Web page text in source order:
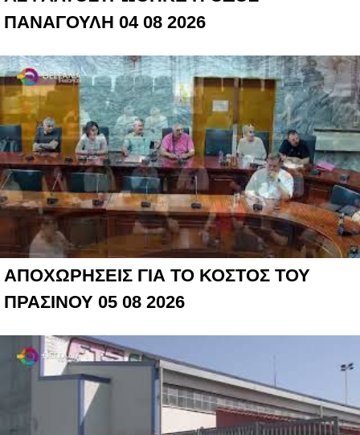
ΠΑΝΑΓΟΥΛΗ 04 08 2026
ΑΠΟΧΩΡΗΣΕΙΣ ΓΙΑ ΤΟ ΚΟΣΤΟΣ ΤΟΥ
ΠΡΑΣΙΝΟΥ 05 08 2026